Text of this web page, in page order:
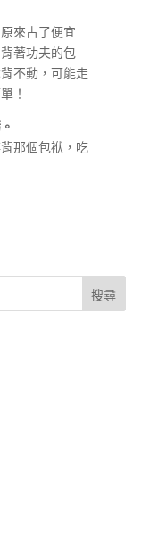
來占了便宜
著功夫的包
不動，可能走
！
那個包袱，吃